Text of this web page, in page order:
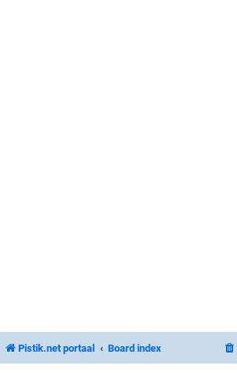
Pistik.net portaal Board index